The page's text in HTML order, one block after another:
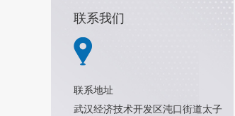
联系我们
联系地址
武汉经济技术开发区沌口街道太子